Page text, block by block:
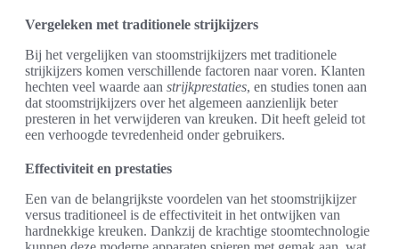
Vergeleken met traditionele strijkijzers
Bij het vergelijken van stoomstrijkijzers met traditionele
strijkijzers komen verschillende factoren naar voren. Klanten
hechten veel waarde aan strijkprestaties, en studies tonen aan
dat stoomstrijkijzers over het algemeen aanzienlijk beter
presteren in het verwijderen van kreuken. Dit heeft geleid tot
een verhoogde tevredenheid onder gebruikers.
Effectiviteit en prestaties
Een van de belangrijkste voordelen van het stoomstrijkijzer
versus traditioneel is de effectiviteit in het ontwijken van
hardnekkige kreuken. Dankzij de krachtige stoomtechnologie